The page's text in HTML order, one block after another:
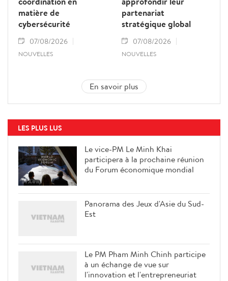
matière de
cybersécurité
07/08/2026
NOUVELLES
partenariat
stratégique global
07/08/2026
NOUVELLES
En savoir plus
LES PLUS LUS
Le vice-PM Le Minh Khai
participera à la prochaine réunion
du Forum économique mondial
Panorama des Jeux d'Asie du Sud-
Est
Le PM Pham Minh Chinh participe
à un échange de vue sur
l'innovation et l'entrepreneuriat